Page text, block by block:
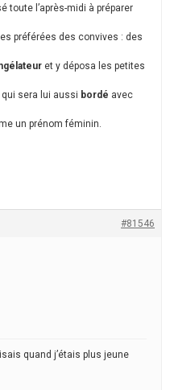
toute l’après-midi à préparer
préférées des convives : des
et y déposa les petites
qui sera lui aussi bordé avec
un prénom féminin.
#81546
quand j’étais plus jeune